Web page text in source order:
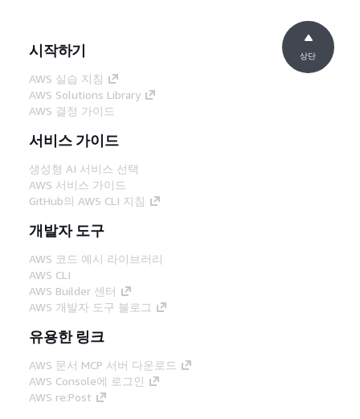
시작하기
AWS 실습 지침
AWS Solutions Library
AWS 결정 가이드
서비스 가이드
생성형 AI 서비스 선택
AWS 서비스 가이드
GitHub의 AWS CLI 지침
개발자 도구
AWS 코드 예시 라이브러리
AWS CLI
AWS Builder 센터
AWS 개발자 도구 블로그
유용한 링크
AWS 문서 MCP 서버 다운로드
AWS Console에 로그인
AWS re:Post
상단